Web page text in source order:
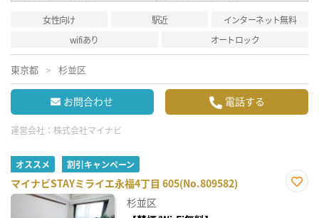
女性向け 駅近
インターネット無料
wifiあり
オートロック
東京都 杉並区
お問合わせ 電話する
運営会社： 株式会社マイナビ
オススメ 割引キャンペーン
マイナビSTAYミライエ永福4丁目 605(No.809582)
杉並区